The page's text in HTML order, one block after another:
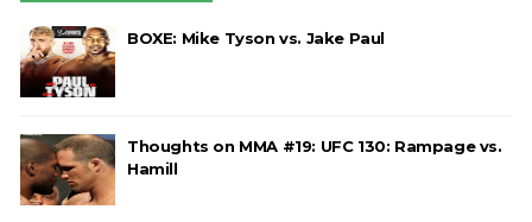
BOXE: Mike Tyson vs. Jake Paul
Thoughts on MMA #19: UFC 130: Rampage vs.
Hamill